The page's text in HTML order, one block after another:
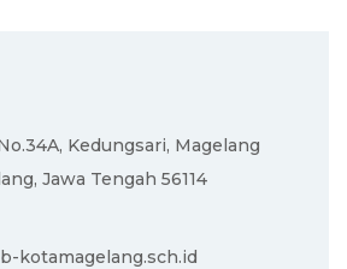
Kedungsari, Magelang
Jawa Tengah 56114
kotamagelang.sch.id